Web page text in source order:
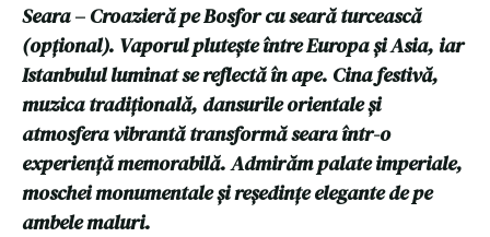
Seara – Croazieră pe Bosfor cu seară turcească
(opțional). Vaporul plutește între Europa și Asia, iar
Istanbulul luminat se reflectă în ape. Cina festivă,
muzica tradițională, dansurile orientale și
atmosfera vibrantă transformă seara într-o
experiență memorabilă. Admirăm palate imperiale,
moschei monumentale și reședințe elegante de pe
ambele maluri.